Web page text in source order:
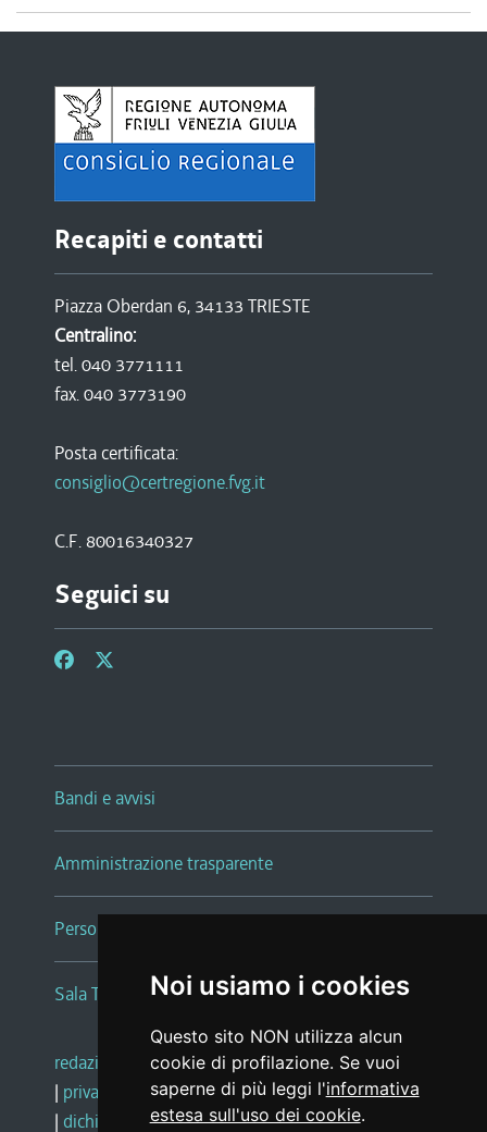
Noi usiamo i cookies
Questo sito NON utilizza alcun
cookie di profilazione. Se vuoi
saperne di più leggi l'informativa
estesa sull'uso dei cookie.
Recapiti e contatti
Piazza Oberdan 6, 34133 TRIESTE
Centralino:
tel. 040 3771111
fax. 040 3773190
Posta certificata:
consiglio@certregione.fvg.it
C.F. 80016340327
Seguici su
Bandi e avvisi
Amministrazione trasparente
Persone e Uffici
Sala Tiziano Tessitori
redazione web |note legali |glossario
| privacy
social media policy
| dichiarazione di accessibilità |feedback